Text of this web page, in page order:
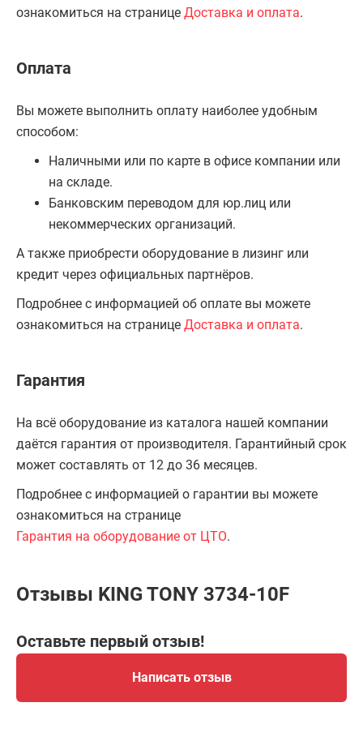
ознакомиться на странице Доставка и оплата.
Оплата
Вы можете выполнить оплату наиболее удобным
способом:
Наличными или по карте в офисе компании или
на складе.
Банковским переводом для юр.лиц или
некоммерческих организаций.
А также приобрести оборудование в лизинг или
кредит через официальных партнёров.
Подробнее с информацией об оплате вы можете
ознакомиться на странице Доставка и оплата.
Гарантия
На всё оборудование из каталога нашей компании
даётся гарантия от производителя. Гарантийный срок
может составлять от 12 до 36 месяцев.
Подробнее с информацией о гарантии вы можете
ознакомиться на странице
Гарантия на оборудование от ЦТО.
Отзывы KING TONY 3734-10F
Оставьте первый отзыв!
Написать отзыв